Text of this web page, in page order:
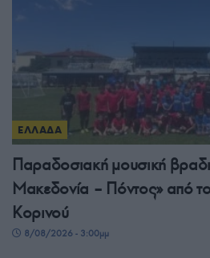
ΕΛΛΑΔΑ
Παραδοσιακή μουσική
Μακεδονία – Πόντος» από
Κορινού
8/08/2026 - 3:00μμ